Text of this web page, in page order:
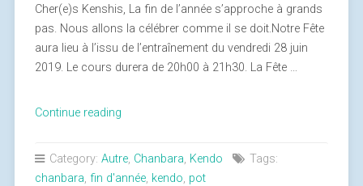
Cher(e)s Kenshis, La fin de l’année s’approche à grands
pas. Nous allons la célébrer comme il se doit.Notre Fête
aura lieu à l’issu de l’entraînement du vendredi 28 juin
2019. Le cours durera de 20h00 à 21h30. La Fête …
Continue reading
d’année »
Category: Autre, Chanbara, Kendo
Tags:
chanbara, fin d'année, kendo, pot